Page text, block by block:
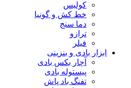
کولیس
خط کش و گونیا
دما سنج
ترازو
فیلر
ابزار بادی و بنزینی
آچار بکس بادی
پیستوله بادی
تفنگ باد پاش